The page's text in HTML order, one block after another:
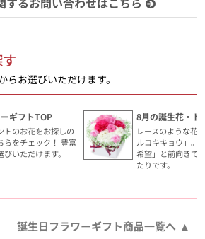
らお選びいただけます。
ギフトTOP
トのお花をお探しの
らをチェック！ 豊富
いただけます。
8月の誕生花・ト
レースのような花
ルコキキョウ」。
希望」と前向きで
たりです。
誕生日フラワーギフト商品一覧へ